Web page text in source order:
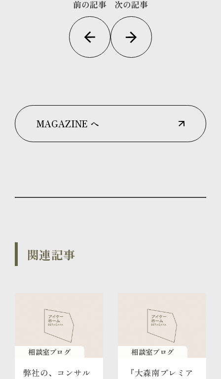
前の記事 次の記事
MAGAZINE へ
関連記事
相談室ブログ
弊社の、コンサル
相談室ブログ
『大森南プレミア